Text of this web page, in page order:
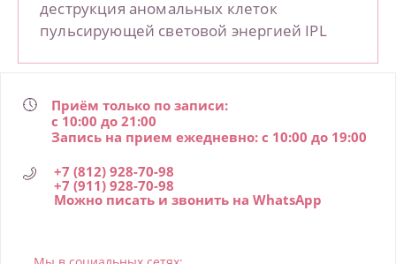
деструкция аномальных клеток
пульсирующей световой энергией IPL
Приём только по записи:
с 10:00 до 21:00
Запись на прием ежедневно: с 10:00 до 19:00
+7 (812) 928-70-98
+7 (911) 928-70-98
Можно писать и звонить на WhatsApp